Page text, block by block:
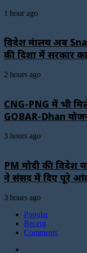
1 hour ago
विदेश मंत्रालय अब
की दिशा में सरकार
2 hours ago
CNG-PNG में भी
GOBAR-Dhan
3 hours ago
PM मोदी की विदेश
ने संसद में दिए पूरे
3 hours ago
Popular
Recent
Comments